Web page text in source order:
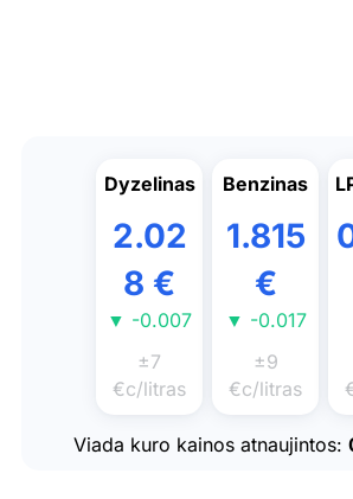
Dyzelinas
2.02
8 €
▼ -0.007
±7
€c/litras
Benzinas
1.815
€
▼ -0.017
±9
€c/litras
Viada kuro kainos atnaujintos: